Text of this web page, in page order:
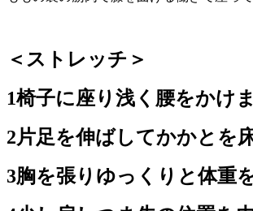
＜ストレッチ＞
1椅子に座り浅く腰をかけま
2片足を伸ばしてかかとを
3胸を張りゆっくりと体重